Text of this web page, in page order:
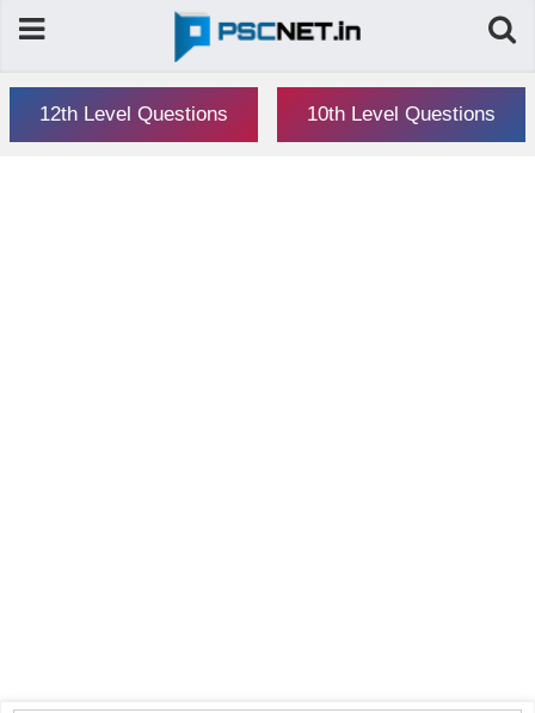
12th Level Questions 10th Level Questions